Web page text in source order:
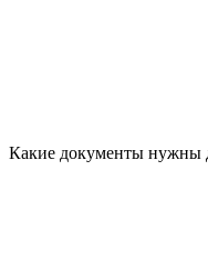
Какие документы нужны